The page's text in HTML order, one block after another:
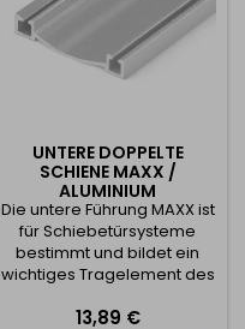
UNTERE DOPPELTE
SCHIENE MAXX /
ALUMINIUM
Die untere Führung MAXX ist
für Schiebetürsysteme
bestimmt und bildet ein
wichtiges Tragelement des
Schiebemechanismus. Sie
Preis
13,89 €